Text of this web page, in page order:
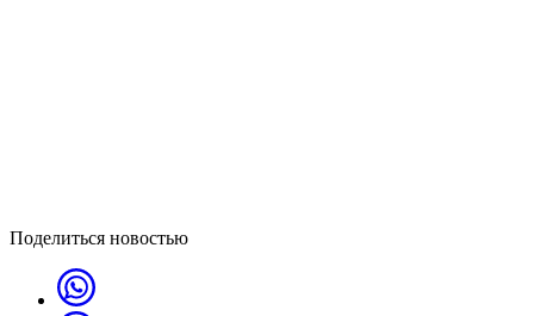
Поделиться новостью